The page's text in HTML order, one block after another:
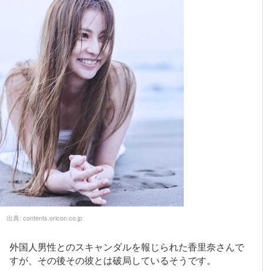
出典: contents.oricon.co.jp
外国人男性とのスキャンダルを報じられた香里奈さんで
すが、その後その彼とは破局しているそうです。